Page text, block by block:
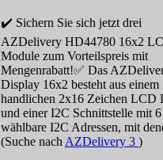
✔️ Sichern Sie sich jetzt drei
AZDelivery HD44780 16x2
Module zum Vorteilspreis mit
Mengenrabatt!✅ Das
Display 16x2 besteht aus einem
handlichen 2x16 Zeichen LCD
und einer I2C Schnittstelle mit 6
wählbare I2C Adressen, mit
(Suche nach AZDelivery 3 )